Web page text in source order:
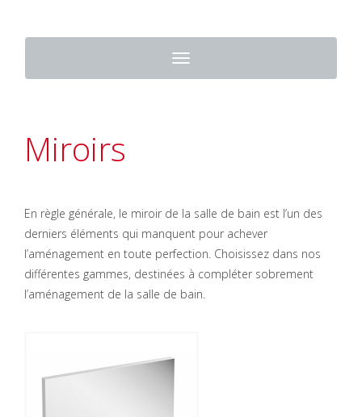
Toggle
navigation
Miroirs
En règle générale, le miroir de la salle de bain est l’un des
derniers éléments qui manquent pour achever
l’aménagement en toute perfection. Choisissez dans nos
différentes gammes, destinées à compléter sobrement
l’aménagement de la salle de bain.